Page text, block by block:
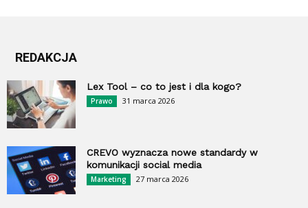
REDAKCJA
Lex Tool – co to jest i dla kogo?
Prawo 31 marca 2026
CREVO wyznacza nowe standardy w
komunikacji social media
Marketing 27 marca 2026